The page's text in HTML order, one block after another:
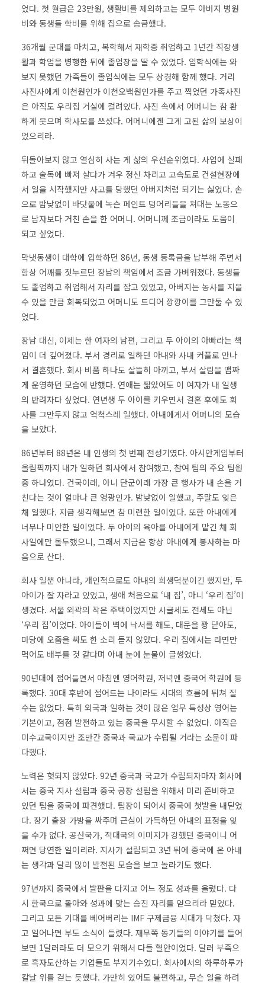
었다. 첫 월급은 23만원, 생활비를 제외하고는 모두 아버지 병원
비와 동생들 학비를 위해 집으로 송금했다.
36개월 군대를 마치고, 복학해서 재학중 취업하고 1년간 직장생
활과 학업을 병행한 뒤에 졸업장을 딸 수 있었다. 입학식에는 와
보지 못했던 가족들이 졸업식에는 모두 상경해 함께 했다. 거리
사진사에게 이천원인가 이천오백원인가를 주고 찍었던 가족사진
은 아직도 우리집 거실에 걸려있다. 사진 속에서 어머니는 참 환
하게 웃으며 학사모를 쓰셨다. 어머니에겐 그게 고된 삶의 보상이
었으리라.
뒤돌아보지 않고 열심히 사는 게 삶의 우선순위였다. 사업에 실패
하고 술독에 빠져 살다가 겨우 정신 차리고 고속도로 건설현장에
서 일을 시작했지만 사고를 당했던 아버지처럼 되기는 싫었다. 손
으로 밤낮없이 바닷물에 녹슨 페인트 덩어리들을 쳐대는 노동으
로 남자보다 거친 손을 한 어머니. 어머니께 조금이라도 도움이
되고 싶었다.
막냇동생이 대학에 입학하던 86년, 동생 등록금을 납부해 주면서
항상 어깨를 짓누르던 장남의 책임에서 조금 가벼워졌다. 동생들
도 졸업하고 취업해서 자리를 잡고 있었고, 아버지는 농사를 지을
수 있을 만큼 회복되었고 어머니도 드디어 깡깡이를 그만둘 수 있
었다.
장남 대신, 이제는 한 여자의 남편, 그리고 두 아이의 아빠라는 책
임이 더 깊어졌다. 부서 경리로 일하던 아내와 사내 커플로 만나
서 결혼했다. 회사 비품 하나도 살뜰히 아끼고, 부서 살림을 맵짜
게 운영하던 모습에 반했다. 연애는 짧았어도 이 여자가 내 일생
의 반려자다 싶었다. 연년생 두 아이를 키우면서 결혼 후에도 회
사를 그만두지 않고 억척스레 일했다. 아내에게서 어머니의 모습
을 보았다.
86년부터 88년은 내 인생의 첫 번째 전성기였다. 아시안게임부터
올림픽까지 내가 일하던 회사에서 참여했고, 참여 팀의 주요 팀원
중 하나였다. 건국이래, 아니 단군이래 가장 큰 행사가 내 손을 거
친다는 것이 얼마나 큰 영광인가. 밤낮없이 일했고, 주말도 잊은
채 일했다. 지금 생각해보면 참 미련한 일이었다. 또한 아내에게
너무나 미안한 일이었다. 두 아이의 육아를 아내에게 맡긴 채 회
사일에만 몰두했으니, 그래서 지금은 항상 아내에게 봉사하는 마
음으로 산다.
회사 일뿐 아니라, 개인적으로도 아내의 희생덕분이긴 했지만, 두
아이가 잘 자라고 있었고, 생애 처음으로 ‘내 집’, 아니 ‘우리 집’이
생겼다. 서울 외곽의 작은 주택이었지만 사글세도 전세도 아닌
‘우리 집’이었다. 아이들이 벽에 낙서를 해도, 대문을 꽝 닫아도,
마당에 오줌을 싸도 한 소리 듣지 않았다. 우리 집에서는 라면만
먹어도 배부를 것 같다며 아내 눈에 눈물이 글썽였다.
90년대에 접어들면서 아침엔 영어학원, 저녁엔 중국어 학원에 등
록했다. 30대 후반에 접어드는 나이라도 시대의 흐름에 뒤쳐 질
수는 없었다. 특히 외국과 일하는 것이 많은 업무 특성상 영어는
기본이고, 점점 발전하고 있는 중국을 무시할 수 없었다. 아직은
미수교국이지만 조만간 중국과 국교가 수립될 거라는 소문이 파
다했다.
노력은 헛되지 않았다. 92년 중국과 국교가 수립되자마자 회사에
서는 중국 지사 설립과 중국 공장 설립을 위해서 미리 준비하고
있던 팀을 중국에 파견했다. 팀장이 되어서 중국에 첫발을 내딛었
다. 장기 출장 가방을 싸주며 근심이 가득하던 아내의 표정을 잊
을 수가 없다. 공산국가, 적대국의 이미지가 강했던 중국이니 어
쩌면 당연한 일이리라. 지사가 설립되고 3년 뒤에 중국에 온 아내
는 생각과 달리 많이 발전된 모습을 보고 놀라기도 했다.
97년까지 중국에서 발판을 다지고 어느 정도 성과를 올렸다. 다
시 한국으로 돌아와 성과에 맞는 승진 자리를 얻으리라 믿었다.
그리고 모든 기대를 베어버리는 IMF 구제금융 시대가 닥쳤다. 자
고 일어나면 부도 소식이 들렸다. 재무쪽 동기들의 이야기를 들어
보면 1달러라도 더 모으기 위해서 다들 혈안이었다. 달러 부족으
로 흑자도산하는 기업들도 부지기수였다. 회사에서의 하루하루가
칼날 위를 걷는 듯했다. 가만히 있어도 불편하고, 무슨 일을 하려